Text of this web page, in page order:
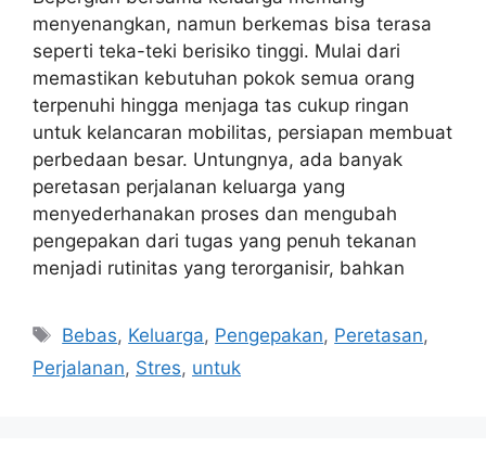
menyenangkan, namun berkemas bisa terasa
seperti teka-teki berisiko tinggi. Mulai dari
memastikan kebutuhan pokok semua orang
terpenuhi hingga menjaga tas cukup ringan
untuk kelancaran mobilitas, persiapan membuat
perbedaan besar. Untungnya, ada banyak
peretasan perjalanan keluarga yang
menyederhanakan proses dan mengubah
pengepakan dari tugas yang penuh tekanan
menjadi rutinitas yang terorganisir, bahkan
Tags
Bebas, Keluarga, Pengepakan, Peretasan,
Perjalanan, Stres, untuk